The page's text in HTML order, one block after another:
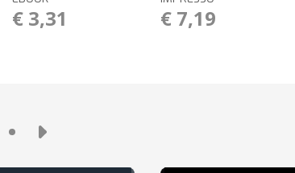
€ 3,31 € 7,19